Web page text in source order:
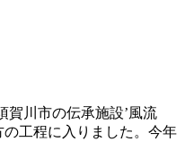
賀川市の伝承施設’風流
工程に入りました。今年